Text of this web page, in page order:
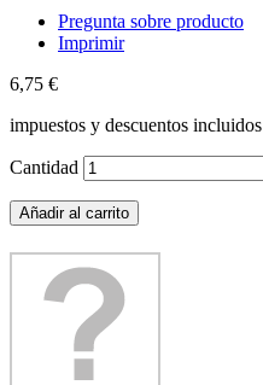
Pregunta sobre producto
Imprimir
6,75 €
impuestos y descuentos incluidos
Cantidad
Añadir al carrito